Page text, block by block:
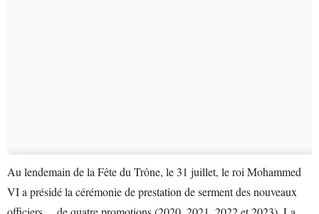
Au lendemain de la Fête du Trône, le 31 juillet, le roi Mohammed
VI a présidé la cérémonie de prestation de serment des nouveaux